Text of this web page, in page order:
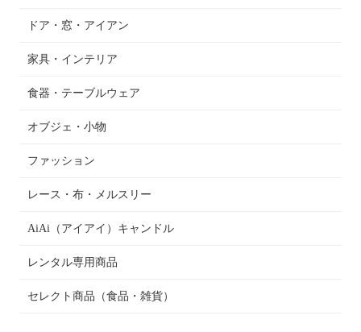
ドア・窓・アイアン
家具・インテリア
食器・テーブルウェア
オブジェ・小物
ファッション
レース・布・メルスリー
AiAi（アイアイ）キャンドル
レンタル専用商品
セレクト商品（食品・雑貨）